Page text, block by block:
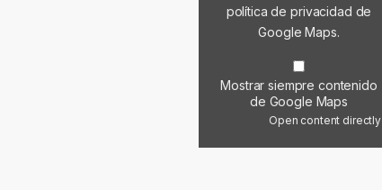
política de privacidad de
Google Maps.
Mostrar siempre contenido
de Google Maps
Open content directly